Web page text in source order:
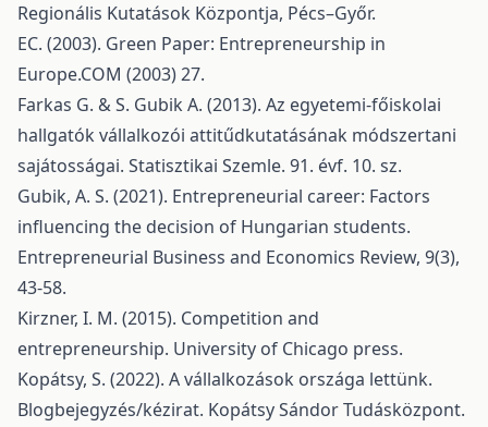
Regionális Kutatások Központja, Pécs–Győr.
EC. (2003). Green Paper: Entrepreneurship in
Europe.COM (2003) 27.
Farkas G. & S. Gubik A. (2013). Az egyetemi-főiskolai
hallgatók vállalkozói attitűdkutatásának módszertani
sajátosságai. Statisztikai Szemle. 91. évf. 10. sz.
Gubik, A. S. (2021). Entrepreneurial career: Factors
influencing the decision of Hungarian students.
Entrepreneurial Business and Economics Review, 9(3),
43-58.
Kirzner, I. M. (2015). Competition and
entrepreneurship. University of Chicago press.
Kopátsy, S. (2022). A vállalkozások országa lettünk.
Blogbejegyzés/kézirat. Kopátsy Sándor Tudásközpont.